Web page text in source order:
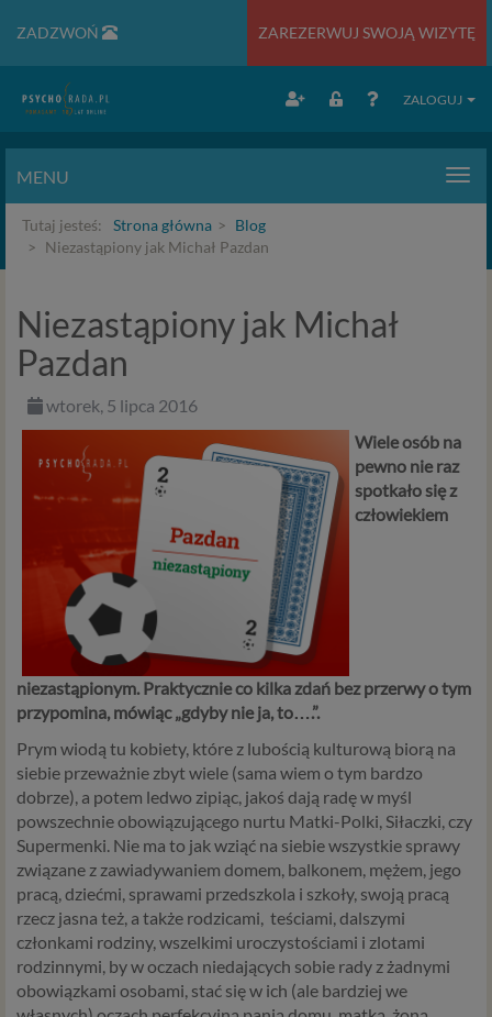
ZADZWOŃ ZAREZERWUJ SWOJĄ WIZYTĘ
ZALOGUJ
MENU
Tutaj jesteś: Strona główna
Blog
Niezastąpiony jak Michał Pazdan
Niezastąpiony jak Michał
Pazdan
wtorek, 5 lipca 2016
Wiele osób na
pewno nie raz
spotkało się z
człowiekiem
niezastąpionym. Praktycznie co kilka zdań bez przerwy o tym
przypomina, mówiąc „gdyby nie ja, to….”.
Prym wiodą tu kobiety, które z lubością kulturową biorą na
siebie przeważnie zbyt wiele (sama wiem o tym bardzo
dobrze), a potem ledwo zipiąc, jakoś dają radę w myśl
powszechnie obowiązującego nurtu Matki-Polki, Siłaczki, czy
Supermenki. Nie ma to jak wziąć na siebie wszystkie sprawy
związane z zawiadywaniem domem, balkonem, mężem, jego
pracą, dziećmi, sprawami przedszkola i szkoły, swoją pracą
rzecz jasna też, a także rodzicami, teściami, dalszymi
członkami rodziny, wszelkimi uroczystościami i zlotami
rodzinnymi, by w oczach niedających sobie rady z żadnymi
obowiązkami osobami, stać się w ich (ale bardziej we